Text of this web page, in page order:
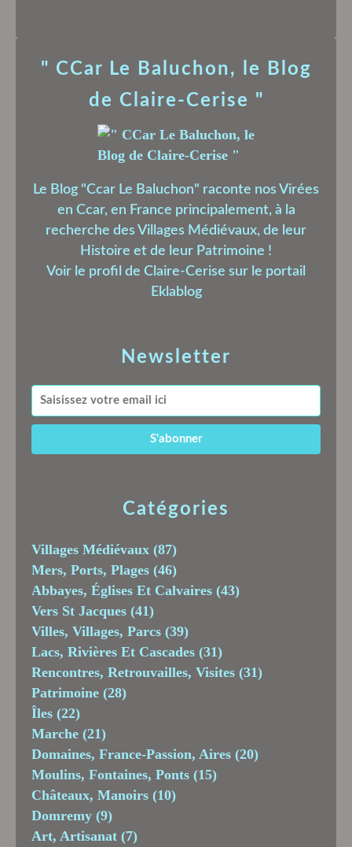
Newsletter
Catégories
Villages Médiévaux (87)
Mers, Ports, Plages (46)
Abbayes, Églises Et Calvaires (43)
Vers St Jacques (41)
Villes, Villages, Parcs (39)
Lacs, Rivières Et Cascades (31)
Rencontres, Retrouvailles, Visites (31)
Patrimoine (28)
Îles (22)
Marche (21)
Domaines, France-Passion, Aires (20)
Moulins, Fontaines, Ponts (15)
Châteaux, Manoirs (10)
Domremy (9)
Art, Artisanat (7)
" CCar Le Baluchon, le Blog
de Claire-Cerise "
Le Blog "Ccar Le Baluchon" raconte nos Virées
en Ccar, en France principalement, à la
recherche des Villages Médiévaux, de leur
Histoire et de leur Patrimoine !
Voir le profil de Claire-Cerise sur le portail
Eklablog